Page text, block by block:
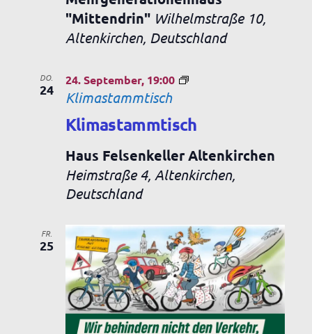
"Mittendrin" Wilhelmstraße 10,
Altenkirchen, Deutschland
DO.
24
Klimastammtisch
24. September, 19:00
Klimastammtisch
Haus Felsenkeller Altenkirchen
Heimstraße 4, Altenkirchen,
Deutschland
FR.
25